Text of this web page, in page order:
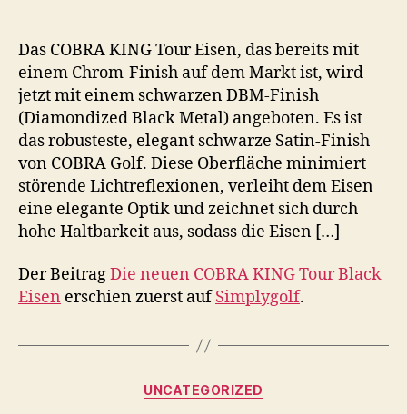
Das COBRA KING Tour Eisen, das bereits mit
einem Chrom-Finish auf dem Markt ist, wird
jetzt mit einem schwarzen DBM-Finish
(Diamondized Black Metal) angeboten. Es ist
das robusteste, elegant schwarze Satin-Finish
von COBRA Golf. Diese Oberfläche minimiert
störende Lichtreflexionen, verleiht dem Eisen
eine elegante Optik und zeichnet sich durch
hohe Haltbarkeit aus, sodass die Eisen […]
Der BeitragDie neuen COBRA KING Tour Black
Eisen erschien zuerst aufSimplygolf.
Kategorien
UNCATEGORIZED